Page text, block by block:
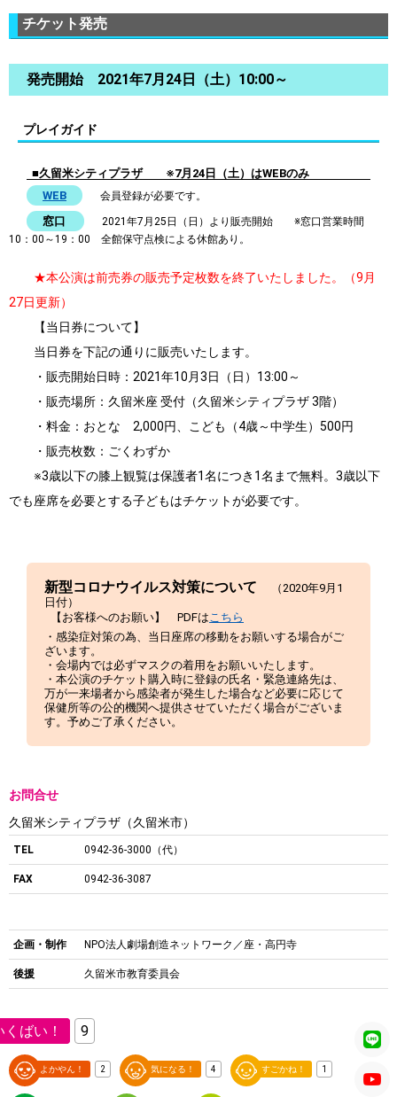
チケット発売
発売開始 2021年7月24日（土）10:00～
プレイガイド
■久留米シティプラザ ※7月24日（土）はWEBのみ
WEB
会員登録が必要です。
窓口
2021年7月25日（日）より販売開始 ※窓口営業時間
10：00～19：00 全館保守点検による休館あり。
★本公演は前売券の販売予定枚数を終了いたしました。（9月
27日更新）
【当日券について】
当日券を下記の通りに販売いたします。
・販売開始日時：2021年10月3日（日）13:00～
・販売場所：久留米座 受付（久留米シティプラザ 3階）
・料金：おとな 2,000円、こども（4歳～中学生）500円
・販売枚数：ごくわずか
※3歳以下の膝上観覧は保護者1名につき1名まで無料。3歳以下
でも座席を必要とする子どもはチケットが必要です。
新型コロナウイルス対策について
（2020年9月1
日付）
【お客様へのお願い】 PDFは こちら
・感染症対策の為、当日座席の移動をお願いする場合がご
ざいます。
・会場内では必ずマスクの着用をお願いいたします。
・本公演のチケット購入時に登録の氏名・緊急連絡先は、
万が一来場者から感染者が発生した場合など必要に応じて
保健所等の公的機関へ提供させていただく場合がございま
す。予めご了承ください。
お問合せ
久留米シティプラザ（久留米市）
TEL 0942-36-3000（代）
FAX 0942-36-3087
企画・制作 NPO法人劇場創造ネットワーク／座・高円寺
後援 久留米市教育委員会
くばい！ 9
よかやん！ 2 気になる！ 4 すごかね！ 1